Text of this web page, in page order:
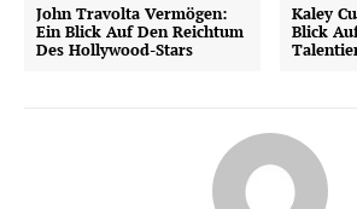
John Travolta Vermögen:
Ein Blick Auf Den Reichtum
Des Hollywood-Stars
Kaley
Blick